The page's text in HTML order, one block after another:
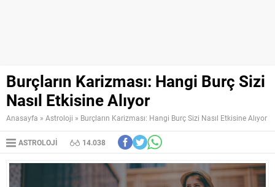
Burçların Karizması: Hangi Burç Sizi
Nasıl Etkisine Alıyor
Anasayfa » Astroloji » Burçların Karizması: Hangi Burç Sizi Nasıl Etkisine Alıyor
ASTROLOJI 14.038